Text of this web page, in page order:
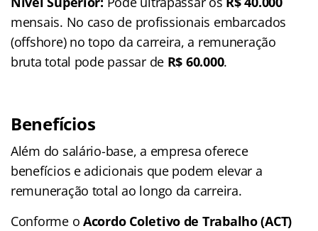
mensais. No caso de profissionais embarcados
(offshore) no topo da carreira, a remuneração
bruta total pode passar de R$ 60.000.
Benefícios
Além do salário-base, a empresa oferece
benefícios e adicionais que podem elevar a
remuneração total ao longo da carreira.
Conforme oAcordo Coletivo de Trabalho (ACT)